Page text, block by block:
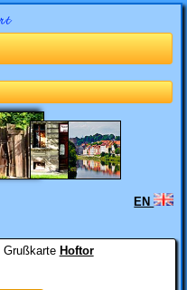
EN
Grußkarte Hoftor